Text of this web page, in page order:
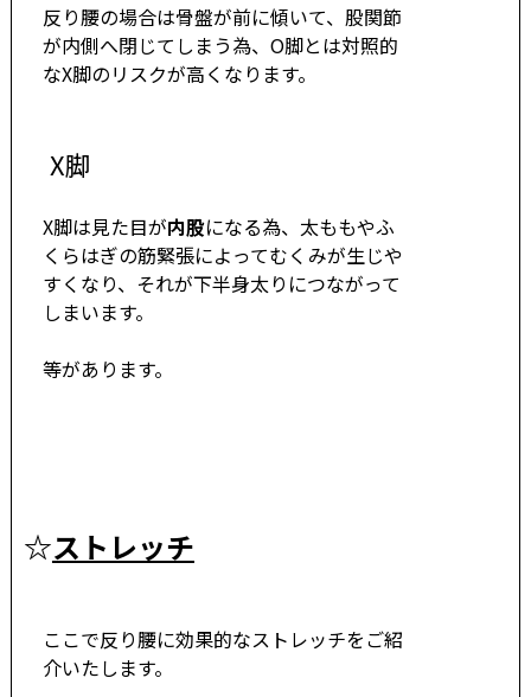
反り腰の場合は骨盤が前に傾いて、股関節
が内側へ閉じてしまう為、O脚とは対照的
なX脚のリスクが高くなります。
X脚
X脚は見た目が内股になる為、太ももやふ
くらはぎの筋緊張によってむくみが生じや
すくなり、それが下半身太りにつながって
しまいます。
等があります。
☆ストレッチ
ここで反り腰に効果的なストレッチをご紹
介いたします。